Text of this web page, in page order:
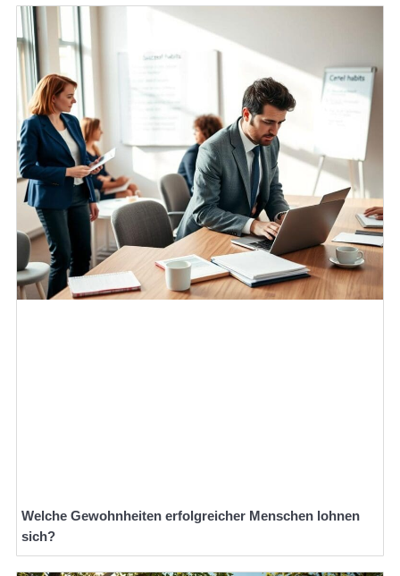
Welche Gewohnheiten erfolgreicher Menschen lohnen
sich?